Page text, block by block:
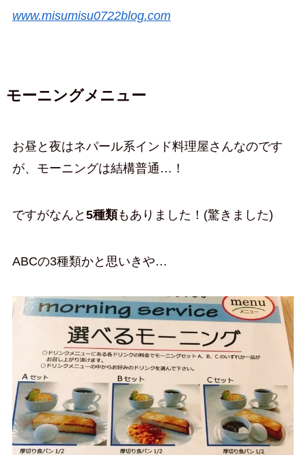
www.misumisu0722blog.com
モーニングメニュー
お昼と夜はネパール系インド料理屋さんなのです
が、モーニングは結構普通…！
ですがなんと 5種類もありました！(驚きました)
ABCの3種類かと思いきや…